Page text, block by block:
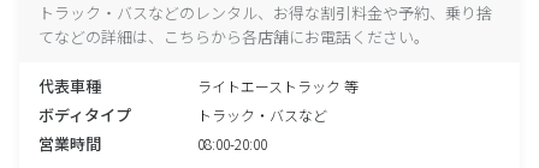
トラック・バスなどのレンタル、お得な割引料金や予約、乗り捨
てなどの詳細は、こちらから各店舗にお電話ください。
代表車種 ライトエーストラック 等
ボディタイプ トラック・バスなど
営業時間 08:00-20:00